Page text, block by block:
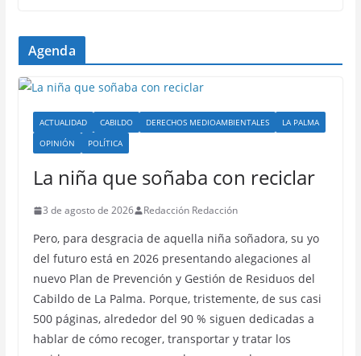
Agenda
ACTUALIDAD CABILDO DERECHOS MEDIOAMBIENTALES
LA PALMA
OPINIÓN
POLÍTICA
La niña que soñaba con reciclar
3 de agosto de 2026 Redacción Redacción
Pero, para desgracia de aquella niña soñadora, su yo
del futuro está en 2026 presentando alegaciones al
nuevo Plan de Prevención y Gestión de Residuos del
Cabildo de La Palma. Porque, tristemente, de sus casi
500 páginas, alrededor del 90 % siguen dedicadas a
hablar de cómo recoger, transportar y tratar los